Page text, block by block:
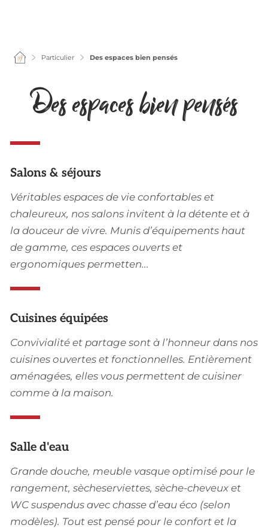
Particulier Des espaces bien pensés
Des espaces bien pensés
Salons & séjours
Véritables espaces de vie confortables et
chaleureux, nos salons invitent à la détente et à
la douceur de vivre. Munis d’équipements haut
de gamme, ces espaces ouverts et
ergonomiques permetten...
Cuisines équipées
Convivialité et partage sont à l’honneur dans nos
cuisines ouvertes et fonctionnelles. Entièrement
aménagées, elles vous permettent de cuisiner
comme à la maison.
Salle d'eau
Grande douche, meuble vasque optimisé pour le
rangement, sècheserviettes, sèche-cheveux et
WC suspendus avec chasse d’eau éco (selon
modèles). Tout est pensé pour le confort et la